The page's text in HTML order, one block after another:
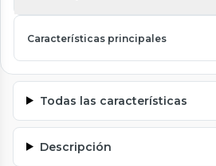
Características principales
Todas las características
Descripción